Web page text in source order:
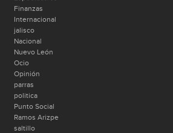
Finanzas
Internacional
jalisco
Nacional
Nuevo León
Ocio
Opinión
parras
politica
Punto Social
Ramos Arizpe
saltillo